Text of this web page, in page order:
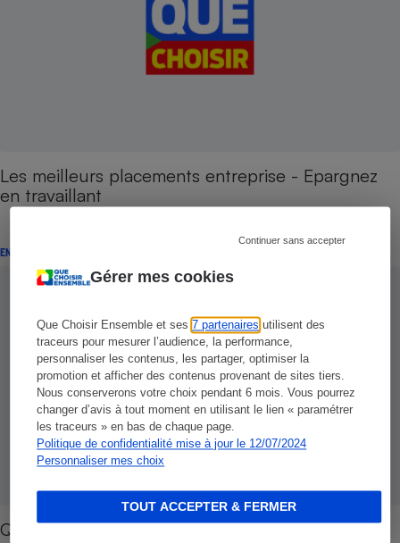
Gérer mes cookies
Que Choisir Ensemble et ses7 partenaires utilisent des
traceurs pour mesurer l’audience, la performance,
personnaliser les contenus, les partager, optimiser la
promotion et afficher des contenus provenant de sites tiers.
Nous conserverons votre choix pendant 6 mois. Vous pourrez
changer d’avis à tout moment en utilisant le lien « paramétrer
les traceurs » en bas de chaque page.
Politique de confidentialité mise à jour le 12/07/2024
Personnaliser mes choix
Continuer sans accepter
TOUT ACCEPTER & FERMER
Les meilleurs placements entreprise - Epargnez
en travaillant
ENQUÊTE
Quand l'entreprise épargne... pour vous